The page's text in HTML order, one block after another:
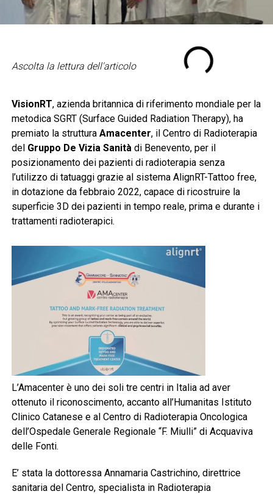
Ascolta la lettura dell'articolo
VisionRT, azienda britannica di riferimento mondiale per la
metodica SGRT (Surface Guided Radiation Therapy), ha
premiato la struttura Amacenter, il Centro di Radioterapia
del Gruppo De Vizia Sanitàdi Benevento, per il
posizionamento dei pazienti di radioterapia senza
l’utilizzo di tatuaggi grazie al sistema AlignRT-Tattoo free,
in dotazione da febbraio 2022, capace di ricostruire la
superficie 3D dei pazienti in tempo reale, prima e durante i
trattamenti radioterapici.
L’Amacenter è uno dei soli tre centri in Italia ad aver
ottenuto il riconoscimento, accanto all’Humanitas Istituto
Clinico Catanese e al Centro di Radioterapia Oncologica
dell’Ospedale Generale Regionale “F. Miulli” di Acquaviva
delle Fonti.
E’ stata la dottoressa Annamaria Castrichino, direttrice
sanitaria del Centro, specialista in Radioterapia